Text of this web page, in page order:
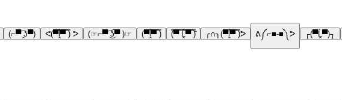
(⌐▀͡ ̯ʖ▀) ᕙ(▀̿̿ĺ̯̿̿▀̿ ̿) ᕗ (☞⌐▀͡ ͜ʖ͡▀ )☞ (▀̿ĺ̯▀̿ ̿) (̿▀̿ ̿Ĺ̯̿̿▀̿ ̿)̄ ╭∩╮(▀̿ĺ̯▀̿ ̿)ᕗ ᕕ༼⌐■-■༽ᕗ ┌(▀Ĺ̯▀)┐